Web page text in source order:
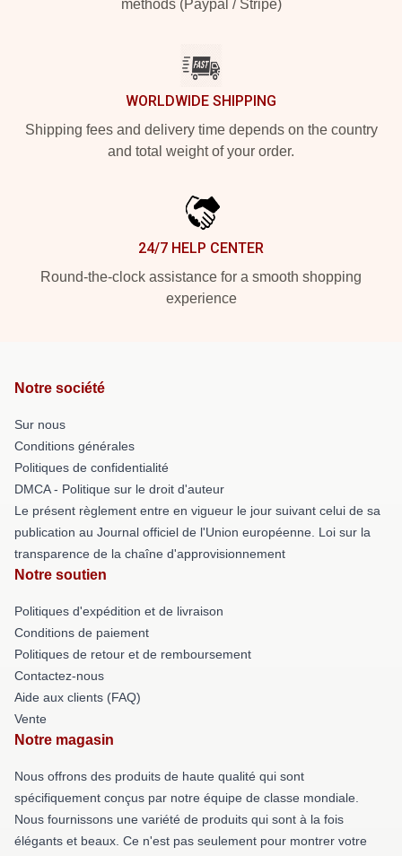
methods (Paypal / Stripe)
WORLDWIDE SHIPPING
Shipping fees and delivery time depends on the country
and total weight of your order.
24/7 HELP CENTER
Round-the-clock assistance for a smooth shopping
experience
Notre société
Sur nous
Conditions générales
Politiques de confidentialité
DMCA - Politique sur le droit d'auteur
Le présent règlement entre en vigueur le jour suivant celui de sa
publication au Journal officiel de l'Union européenne. Loi sur la
transparence de la chaîne d'approvisionnement
Notre soutien
Politiques d'expédition et de livraison
Conditions de paiement
Politiques de retour et de remboursement
Contactez-nous
Aide aux clients (FAQ)
Vente
Notre magasin
Nous offrons des produits de haute qualité qui sont
spécifiquement conçus par notre équipe de classe mondiale.
Nous fournissons une variété de produits qui sont à la fois
élégants et beaux. Ce n'est pas seulement pour montrer votre